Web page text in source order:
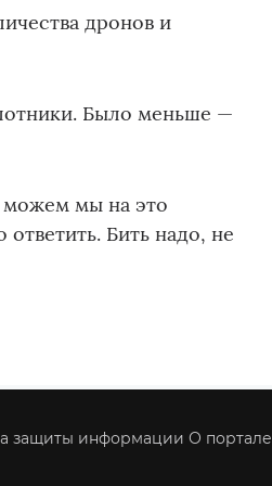
дронов и
Было меньше —
можем мы на это
Бить надо, не
защиты информации О портале